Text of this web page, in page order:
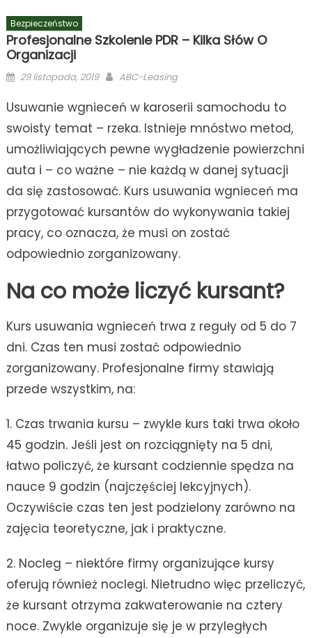
Bezpieczeństwo
Profesjonalne Szkolenie PDR – Kilka Słów O
Organizacji
Posted
29 listopada, 2019 Author
ABC-Leasing
Usuwanie wgnieceń w karoserii samochodu to
swoisty temat – rzeka. Istnieje mnóstwo metod,
umożliwiających pewne wygładzenie powierzchni
auta i – co ważne – nie każdą w danej sytuacji
da się zastosować. Kurs usuwania wgnieceń ma
przygotować kursantów do wykonywania takiej
pracy, co oznacza, że musi on zostać
odpowiednio zorganizowany.
Na co może liczyć kursant?
Kurs usuwania wgnieceń trwa z reguły od 5 do 7
dni. Czas ten musi zostać odpowiednio
zorganizowany. Profesjonalne firmy stawiają
przede wszystkim, na:
1. Czas trwania kursu – zwykle kurs taki trwa około
45 godzin. Jeśli jest on rozciągnięty na 5 dni,
łatwo policzyć, że kursant codziennie spędza na
nauce 9 godzin (najczęściej lekcyjnych).
Oczywiście czas ten jest podzielony zarówno na
zajęcia teoretyczne, jak i praktyczne.
2. Nocleg – niektóre firmy organizujące kursy
oferują również noclegi. Nietrudno więc przeliczyć,
że kursant otrzyma zakwaterowanie na cztery
noce. Zwykle organizuje się je w przyległych